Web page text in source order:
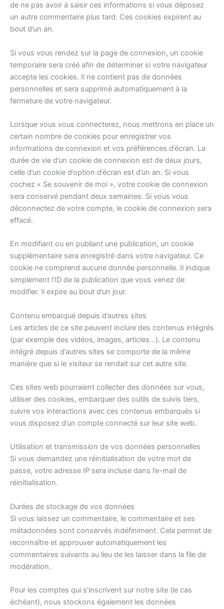
de ne pas avoir à saisir ces informations si vous déposez
un autre commentaire plus tard. Ces cookies expirent au
bout d’un an.
Si vous vous rendez sur la page de connexion, un cookie
temporaire sera créé afin de déterminer si votre navigateur
accepte les cookies. Il ne contient pas de données
personnelles et sera supprimé automatiquement à la
fermeture de votre navigateur.
Lorsque vous vous connecterez, nous mettrons en place un
certain nombre de cookies pour enregistrer vos
informations de connexion et vos préférences d’écran. La
durée de vie d’un cookie de connexion est de deux jours,
celle d’un cookie d’option d’écran est d’un an. Si vous
cochez « Se souvenir de moi », votre cookie de connexion
sera conservé pendant deux semaines. Si vous vous
déconnectez de votre compte, le cookie de connexion sera
effacé.
En modifiant ou en publiant une publication, un cookie
supplémentaire sera enregistré dans votre navigateur. Ce
cookie ne comprend aucune donnée personnelle. Il indique
simplement l’ID de la publication que vous venez de
modifier. Il expire au bout d’un jour.
Contenu embarqué depuis d’autres sites
Les articles de ce site peuvent inclure des contenus intégrés
(par exemple des vidéos, images, articles…). Le contenu
intégré depuis d’autres sites se comporte de la même
manière que si le visiteur se rendait sur cet autre site.
Ces sites web pourraient collecter des données sur vous,
utiliser des cookies, embarquer des outils de suivis tiers,
suivre vos interactions avec ces contenus embarqués si
vous disposez d’un compte connecté sur leur site web.
Utilisation et transmission de vos données personnelles
Si vous demandez une réinitialisation de votre mot de
passe, votre adresse IP sera incluse dans l’e-mail de
réinitialisation.
Durées de stockage de vos données
Si vous laissez un commentaire, le commentaire et ses
métadonnées sont conservés indéfiniment. Cela permet de
reconnaître et approuver automatiquement les
commentaires suivants au lieu de les laisser dans la file de
modération.
Pour les comptes qui s’inscrivent sur notre site (le cas
échéant), nous stockons également les données